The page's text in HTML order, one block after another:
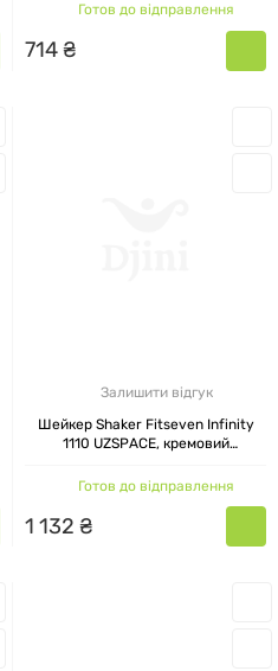
Готов до відправлення
714₴
Залишити відгук
Шейкер Shaker Fitseven Infinity
1110 UZSPACE, кремовий
Готов до відправлення
1 132 ₴